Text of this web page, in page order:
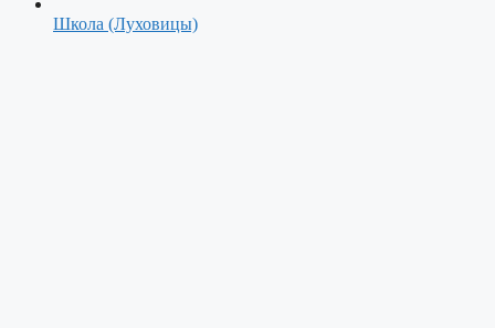
Школа (Луховицы)